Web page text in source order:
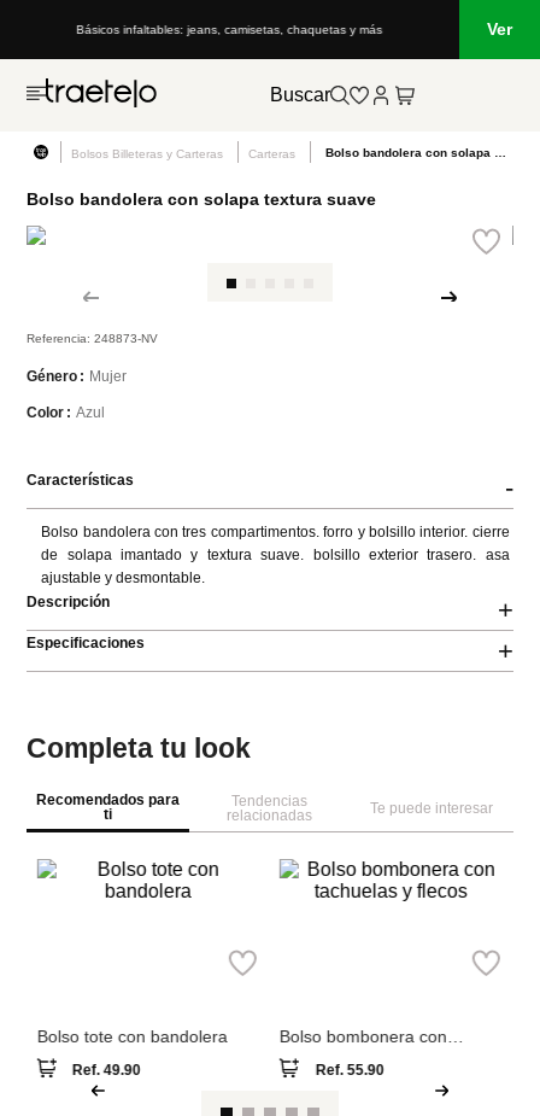
Básicos infaltables: jeans, camisetas, chaquetas y más Ver
Buscar
Bolsos Billeteras y Carteras Carteras
Bolso bandolera con solapa textura suave
Referencia:248873-NV
Género Mujer
Color Azul
Características -
Bolso bandolera con tres compartimentos. forro y bolsillo interior. cierre
de solapa imantado y textura suave. bolsillo exterior trasero. asa
ajustable y desmontable.
Descripción
+
Especificaciones +
Completa tu look
Recomendados para
ti
Tendencias
relacionadas
Te puede interesar
Parfois